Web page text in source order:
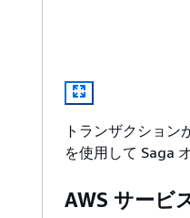
トランザクション
を使用して Saga
AWS サービ